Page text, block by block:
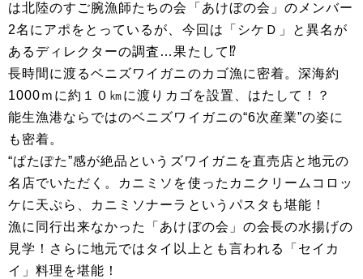
は北陸のすご腕漁師たちの会「あけぼの会」のメンバー
2名にアポをとっているが、今回は「シケＤ」と異名が
あるディレクターの調査…果たして⁉
長時間に渡るベニズワイガニのカゴ漁に密着。深海約
1000ｍに約１０㎞に渡りカゴを設置、はたして！？
能生漁港ならではのベニズワイガニの“6次産業”の姿に
も密着。
“ぱたぽた”感が絶品というズワイガニを直売店と地元の
名店でいただく。カニミソを使ったカニクリームコロッ
ケに天ぷら、カニミソナーラというパスタも堪能！
漁に同行出来なかった「あけぼの会」の会長の水揚げの
見学！さらに地元ではタイ以上とも言われる「セイカ
イ」料理を堪能！